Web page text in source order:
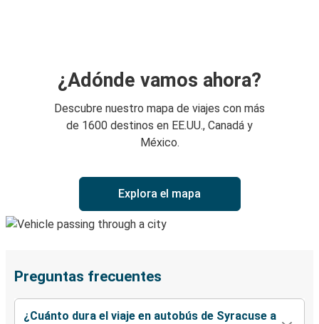
¿Adónde vamos ahora?
Descubre nuestro mapa de viajes con más
de 1600 destinos en EE.UU., Canadá y
México.
Explora el mapa
Preguntas frecuentes
¿Cuánto dura el viaje en autobús de Syracuse a